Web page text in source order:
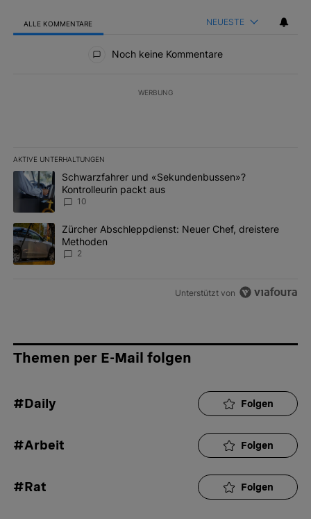
ALLE KOMMENTARE NEUESTE
Noch keine Kommentare
WERBUNG
AKTIVE UNTERHALTUNGEN
Das Folgende ist eine Liste der am meisten kommentierten
Ein Trendartikel mit dem Titel "Schwarzfahrer und
Schwarzfahrer und «Sekundenbussen»?
Kontrolleurin packt aus
10
Ein Trendartikel mit dem Titel "Zürcher Abschleppdienst: Neuer
Zürcher Abschleppdienst: Neuer Chef, dreistere
Methoden
2
Unterstützt von
Themen per E-Mail folgen
#Daily Folgen
#Arbeit Folgen
#Rat Folgen